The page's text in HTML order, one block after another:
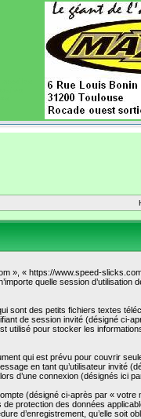
», « https://www.speed-
quelle session d’utilisation
sont des petits fichiers textes
de session invité (désigné ci-
utilisé pour stocker les
qui est prévu pour couvrir
en tant qu’utilisateur invité
d’une connexion (désignés ici
(désigné ci-après par « votre
protection des données
d’enregistrement, qu’elle soit